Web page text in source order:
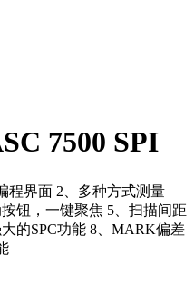
7500 SPI
程界面 2、多种方式测量
钮，一键聚焦 5、扫描间距
的SPC功能 8、MARK偏差